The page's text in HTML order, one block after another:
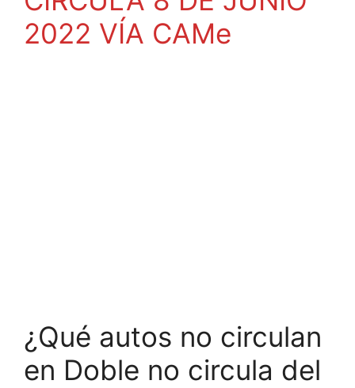
2022 VÍA CAMe
¿Qué autos no circulan
en Doble no circula del